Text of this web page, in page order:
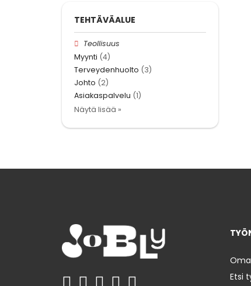
TEHTÄVÄALUE
Teollisuus
Myynti (4)
Terveydenhuolto (3)
Johto (2)
Asiakaspalvelu (1)
Näytä lisää »
Etsi